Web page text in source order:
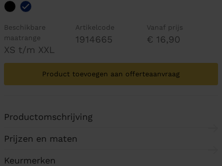
Beschikbare
maatrange
XS t/m XXL
Artikelcode
1914665
Vanaf prijs
€ 16,90
Product toevoegen aan offerteaanvraag
Productomschrijving
Prijzen en maten
Keurmerken